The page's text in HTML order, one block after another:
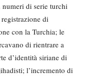
di serie turchi
di
con la Turchia; le
di rientrare a
d’identità siriane di
l’incremento di